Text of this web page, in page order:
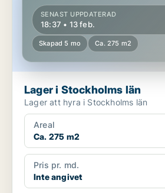
SENAST UPPDATERAD
18:37 • 13 feb.
Skapad 5 mo Ca. 275 m2
Lager i Stockholms län
Lager att hyra i Stockholms län
Areal
Ca. 275 m2
Pris pr. md.
Inte angivet